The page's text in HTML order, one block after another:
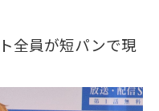
全員が短パンで現